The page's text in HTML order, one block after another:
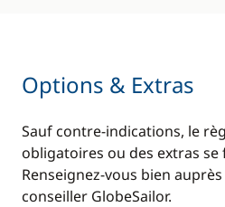
Options & Extras
Sauf contre-indications, le
obligatoires ou des extras se
Renseignez-vous bien
conseiller GlobeSailor.